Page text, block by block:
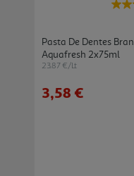
Pasta De Dentes
Aquafresh 2x75ml
23.87 €/Lt
3,58 €